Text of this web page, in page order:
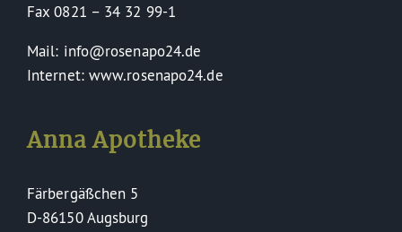
Fax 0821 – 34 32 99-1
Mail: info@rosenapo24.de
Internet: www.rosenapo24.de
Anna Apotheke
Färbergäßchen 5
D-86150 Augsburg